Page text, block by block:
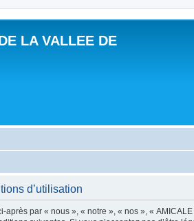
LA VALLEE DE
d’utilisation
par « nous », « notre », « nos », «